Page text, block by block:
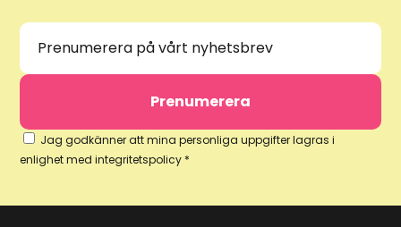
Jag godkänner att mina personliga uppgifter lagras i
enlighet med integritetspolicy *